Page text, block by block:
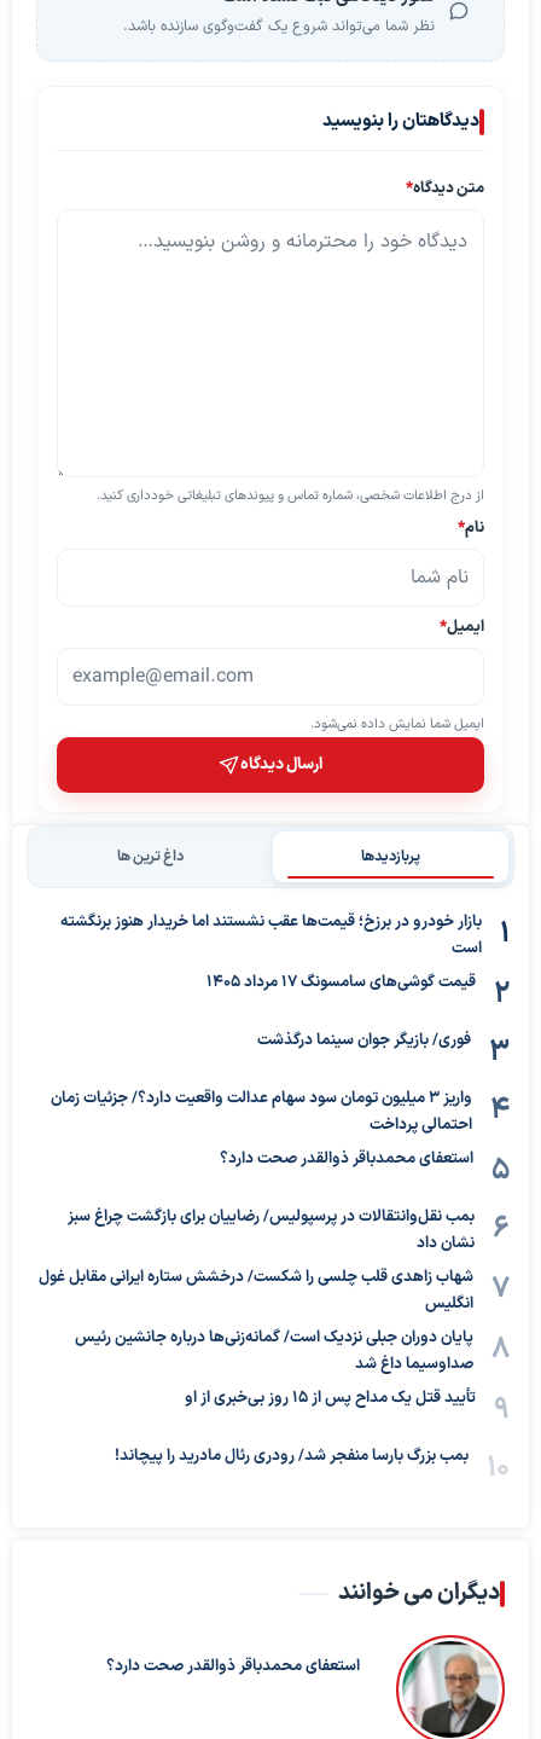
نظر شما می‌تواند شروع یک گفت‌وگوی سازنده باشد.
دیدگاهتان را بنویسید
متن دیدگاه*
از درج اطلاعات شخصی، شماره تماس و پیوندهای تبلیغاتی خودداری کنید.
نام*
ایمیل*
ایمیل شما نمایش داده نمی‌شود.
ارسال دیدگاه
پربازدیدها داغ ترین ها
بازار خودرو در برزخ؛ قیمت‌ها عقب نشستند اما خریدار هنوز برنگشته
است
قیمت گوشی‌های سامسونگ 17 مرداد 1405
فوری/ بازیگر جوان سینما درگذشت
واریز ۳ میلیون تومان سود سهام عدالت واقعیت دارد؟/ جزئیات زمان
احتمالی پرداخت
استعفای محمدباقر ذوالقدر صحت دارد؟
بمب نقل‌وانتقالات در پرسپولیس/ رضاییان برای بازگشت چراغ سبز
نشان داد
شهاب زاهدی قلب چلسی را شکست/ درخشش ستاره ایرانی مقابل غول
انگلیس
پایان دوران جبلی نزدیک است/ گمانه‌زنی‌ها درباره جانشین رئیس
صداوسیما داغ شد
تأیید قتل یک مداح پس از ۱۵ روز بی‌خبری از او
بمب بزرگ بارسا منفجر شد/ رودری رئال مادرید را پیچاند!
دیگران می خوانند
استعفای محمدباقر ذوالقدر صحت دارد؟